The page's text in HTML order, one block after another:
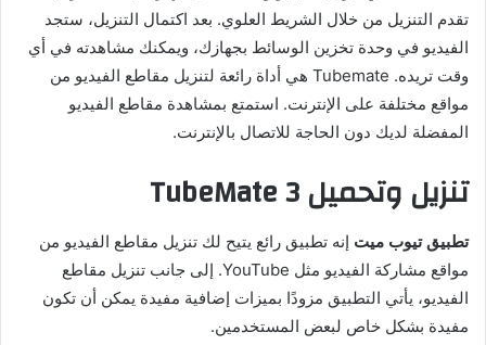
تقدم التنزيل من خلال الشريط العلوي. بعد اكتمال التنزيل، ستجد
الفيديو في وحدة تخزين الوسائط بجهازك، ويمكنك مشاهدته في أي
وقت تريده. Tubemate هي أداة رائعة لتنزيل مقاطع الفيديو من
مواقع مختلفة على الإنترنت. استمتع بمشاهدة مقاطع الفيديو
المفضلة لديك دون الحاجة للاتصال بالإنترنت.
تنزيل وتحميل TubeMate 3
تطبيق تيوب ميت إنه تطبيق رائع يتيح لك تنزيل مقاطع الفيديو من
مواقع مشاركة الفيديو مثل YouTube. إلى جانب تنزيل مقاطع
الفيديو، يأتي التطبيق مزودًا بميزات إضافية مفيدة يمكن أن تكون
مفيدة بشكل خاص لبعض المستخدمين.